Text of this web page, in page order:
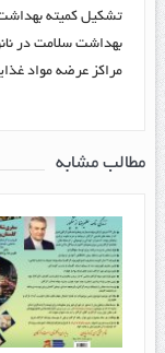
تشکیل کمیته
بهداشت سلامت در
مراکز عرضه مواد
مطالب مشابه